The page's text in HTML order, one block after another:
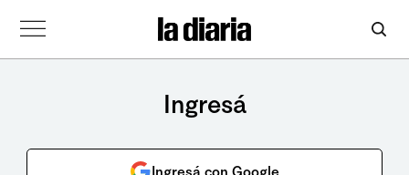
Ingresá
Ingresá con Google